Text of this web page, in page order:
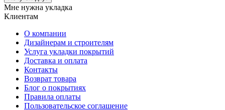
Мне нужна укладка
Клиентам
О компании
Дизайнерам и строителям
Услуга укладки покрытий
Доставка и оплата
Контакты
Возврат товара
Блог о покрытиях
Правила оплаты
Пользовательское соглашение